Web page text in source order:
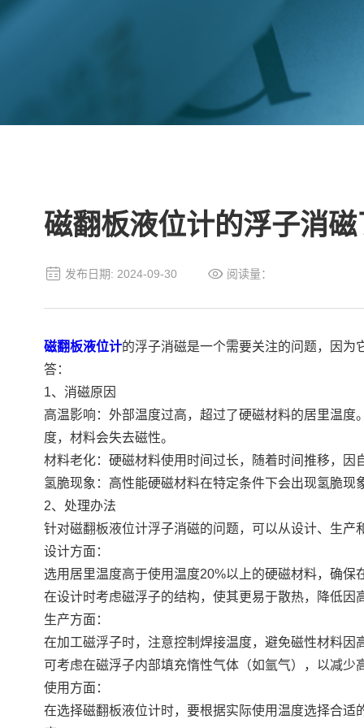
磁翻板液位计的浮子消
发布日期: 2024-09-30 阅读量：
磁翻板液位计的浮子消磁是一个需要关注的问题，因为
答：
1、消磁原因
高温影响：外部温度过高，超过了硬磁材料的居里温
度，材料会失去磁性。
材料老化：硬磁材料使用时间过长，随着时间推移，因
氢脆现象：高性能硬磁材料在特定条件下会出现氢脆现
2、处理办法
针对磁翻板液位计浮子消磁的问题，可以从设计、生产
设计方面：
选用居里温度高于使用温度20%以上的硬磁材料，确保
在设计时考虑磁浮子的结构，使其更易于散热，降低因
生产方面：
在加工磁浮子时，注意控制焊接温度，避免磁性材料因
可考虑在磁浮子内部填充惰性气体（如氩气），以减少
使用方面：
在选择磁翻板液位计时，要根据实际使用温度选择合